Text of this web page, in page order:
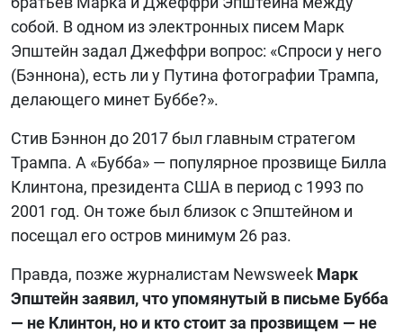
собой. В одном из электронных писем Марк
Эпштейн задал Джеффри вопрос: «Спроси у него
(Бэннона), есть ли у Путина фотографии Трампа,
делающего минет Буббе?».
Стив Бэннон до 2017 был главным стратегом
Трампа. А «Бубба» — популярное прозвище Билла
Клинтона, президента США в период с 1993 по
2001 год. Он тоже был близок с Эпштейном и
посещал его остров минимум 26 раз.
Правда, позже журналистам Newsweek Марк
Эпштейн заявил, что упомянутый в письме Бубба
— не Клинтон, но и кто стоит за прозвищем — не